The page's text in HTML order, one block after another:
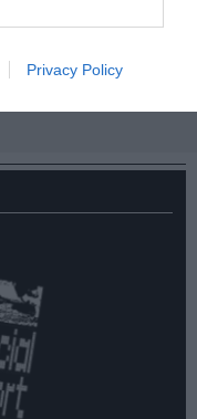
Privacy Policy
a contenidos